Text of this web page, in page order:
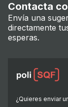
Contacta
Envía una
directamente
esperas.
¿Quieres enviar